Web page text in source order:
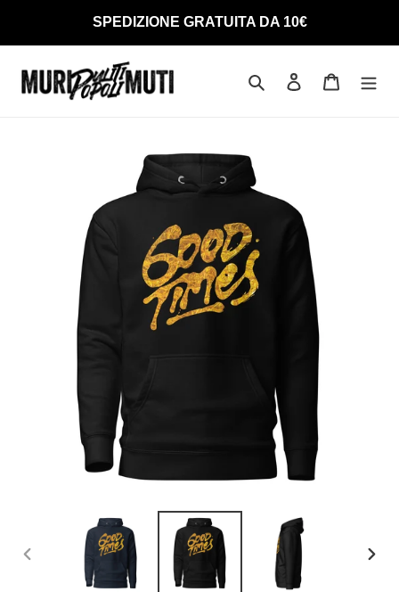
ai
contenuti
SPEDIZIONE GRATUITA DA 10€
Cerca Accedi Carrello
PRECEDENTE